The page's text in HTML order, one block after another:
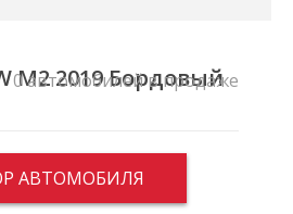
M2 2019 Бордовый
АВТОМОБИЛЯ
0 автомобилей в продаже